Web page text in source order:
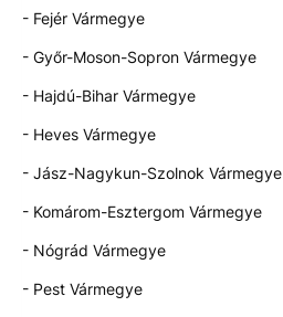
- Fejér Vármegye
- Győr-Moson-Sopron Vármegye
- Hajdú-Bihar Vármegye
- Heves Vármegye
- Jász-Nagykun-Szolnok Vármegye
- Komárom-Esztergom Vármegye
- Nógrád Vármegye
- Pest Vármegye